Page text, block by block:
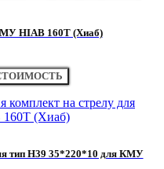
HIAB 160Т (Хиаб)
тип H39 35*220*10 для КМУ